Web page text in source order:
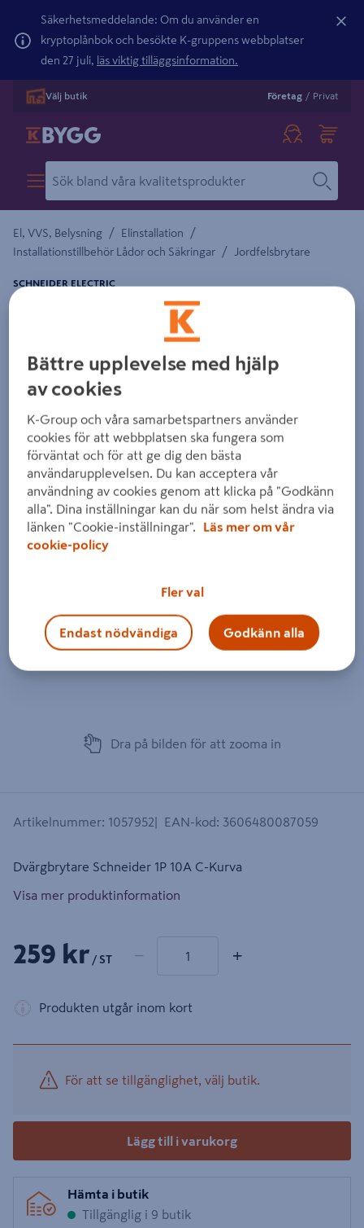
Säkerhetsmeddelande: Om du använder en
kryptoplånbok och besökte K-gruppens webbplatser
den 27 juli, läs viktig tilläggsinformation.
Välj butik Företag / Privat
El, VVS, Belysning / Elinstallation /
Installationstillbehör Lådor och Säkringar / Jordfelsbrytare
AUTOMATSÄKRING 1 POL C-KURVA
SCHNEIDER ELECTRIC
Detaljerad beskrivning finns i produktbeskrivningsområdet
Dra på bilden för att zooma in
Artikelnummer: 1057952 EAN-kod: 3606480087059
Dvärgbrytare Schneider 1P 10A C-Kurva
Visa mer produktinformation
259 kr / ST − +
Produkten utgår inom kort
För att se tillgänglighet, välj butik.
Lägg till i varukorg
Hämta i butik
Tillgänglig i 9 butik
Bättre upplevelse med hjälp
av cookies
K-Group och våra samarbetspartners använder
cookies för att webbplatsen ska fungera som
förväntat och för att ge dig den bästa
användarupplevelsen. Du kan acceptera vår
användning av cookies genom att klicka på "Godkänn
alla". Dina inställningar kan du när som helst ändra via
länken "Cookie-inställningar".
Läs mer om vår
cookie-policy
Fler val
Endast nödvändiga Godkänn alla